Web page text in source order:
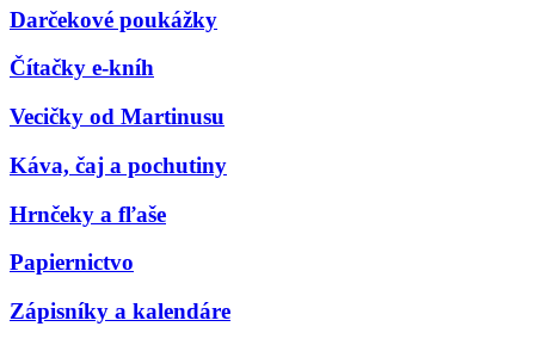
Darčekové poukážky
Čítačky e-kníh
Vecičky od Martinusu
Káva, čaj a pochutiny
Hrnčeky a fľaše
Papiernictvo
Zápisníky a kalendáre